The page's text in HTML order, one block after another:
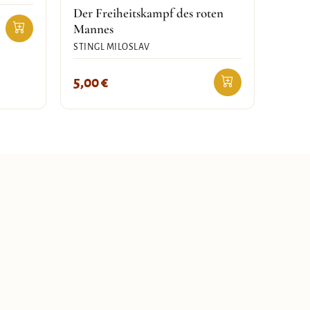
Der Freiheitskampf des roten
Mannes
STINGL MILOSLAV
5,00€